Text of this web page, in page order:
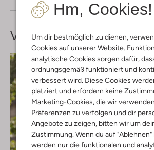
Hm, Cookies!
Um dir bestmöglich zu dienen,
Cookies auf unserer Website.
analytische Cookies sorgen dafür,
ordnungsgemäß funktioniert und
verbessert wird. Diese Cookies
platziert und erfordern keine
Marketing-Cookies, die wir
Präferenzen zu verfolgen und dir
Angebote zu zeigen, bitten wir um
Zustimmung. Wenn du auf "Ablehnen"
werden nur die funktionalen und
Vervollständige deinen